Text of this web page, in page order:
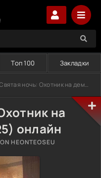
Топ 100 Закладки
ночь: Охотник на демонов (2025)
на
онлайн
HEONTEOSEU